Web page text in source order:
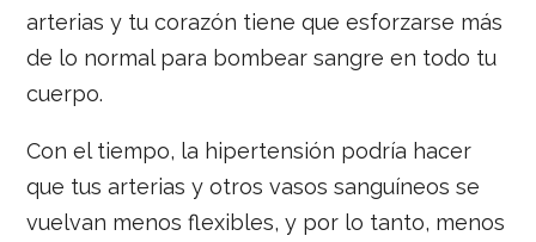
arterias y tu corazón tiene que esforzarse más
de lo normal para bombear sangre en todo tu
cuerpo.
Con el tiempo, la hipertensión podría hacer
que tus arterias y otros vasos sanguíneos se
vuelvan menos flexibles, y por lo tanto, menos